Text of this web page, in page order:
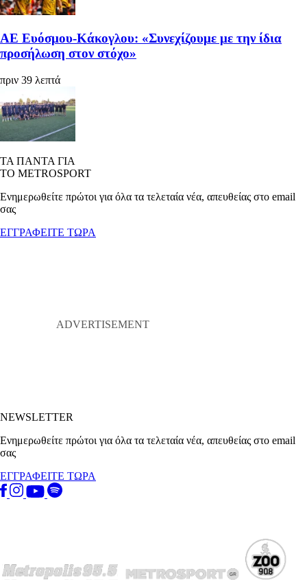
ΑΕ Ευόσμου-Κάκογλου: «Συνεχίζουμε με την ίδια
προσήλωση στον στόχο»
πριν 39 λεπτά
ΤΑ ΠΑΝΤΑ ΓΙΑ
ΤΟ METROSPORT
Ενημερωθείτε πρώτοι για όλα τα τελεταία νέα, απευθείας στο email
σας
ΕΓΓΡΑΦΕΙΤΕ ΤΩΡΑ
NEWSLETTER
Ενημερωθείτε πρώτοι για όλα τα τελεταία νέα, απευθείας στο email
σας
ΕΓΓΡΑΦΕΙΤΕ ΤΩΡΑ